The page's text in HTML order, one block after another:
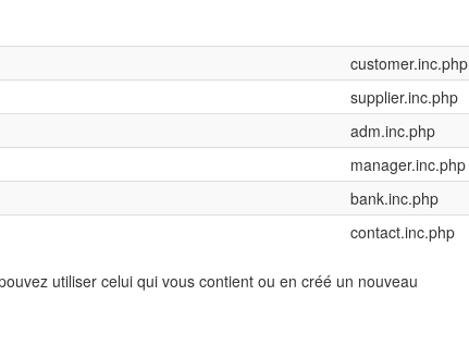
customer.inc.php
supplier.inc.php
adm.inc.php
manager.inc.php
bank.inc.php
contact.inc.php
utiliser celui qui vous contient ou en créé un nouveau